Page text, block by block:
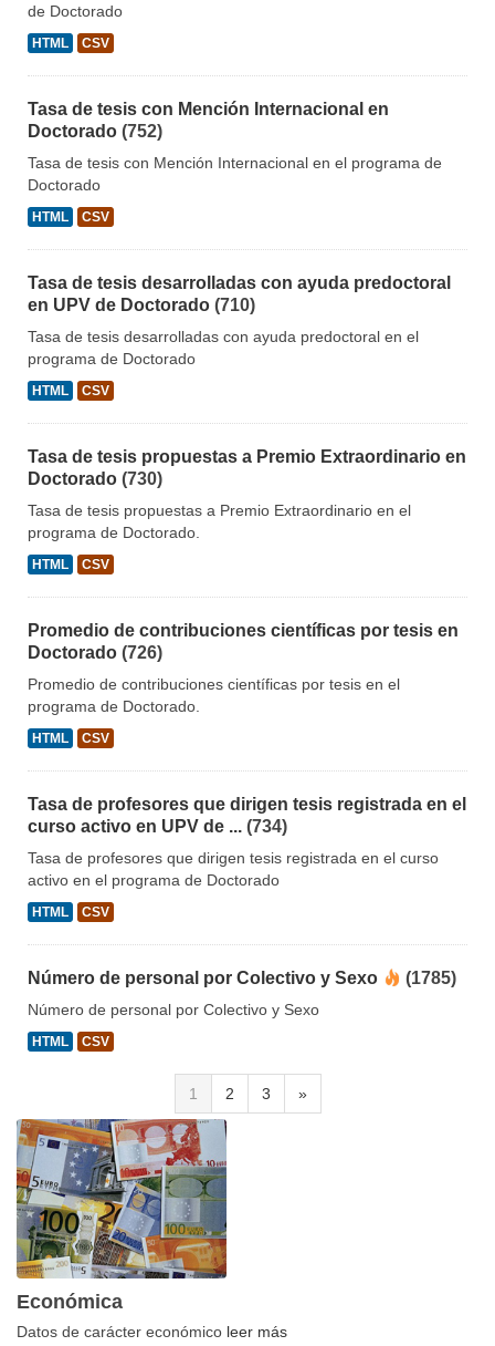
de Doctorado
HTML CSV
Tasa de tesis con Mención Internacional en
Doctorado (752)
Tasa de tesis con Mención Internacional en el programa de
Doctorado
HTML CSV
Tasa de tesis desarrolladas con ayuda predoctoral
en UPV de Doctorado (710)
Tasa de tesis desarrolladas con ayuda predoctoral en el
programa de Doctorado
HTML CSV
Tasa de tesis propuestas a Premio Extraordinario en
Doctorado (730)
Tasa de tesis propuestas a Premio Extraordinario en el
programa de Doctorado.
HTML CSV
Promedio de contribuciones científicas por tesis en
Doctorado (726)
Promedio de contribuciones científicas por tesis en el
programa de Doctorado.
HTML CSV
Tasa de profesores que dirigen tesis registrada en el
curso activo en UPV de ... (734)
Tasa de profesores que dirigen tesis registrada en el curso
activo en el programa de Doctorado
HTML CSV
Número de personal por Colectivo y Sexo (1785)
Número de personal por Colectivo y Sexo
HTML CSV
1 2 3 »
Económica
Datos de carácter económico leer más